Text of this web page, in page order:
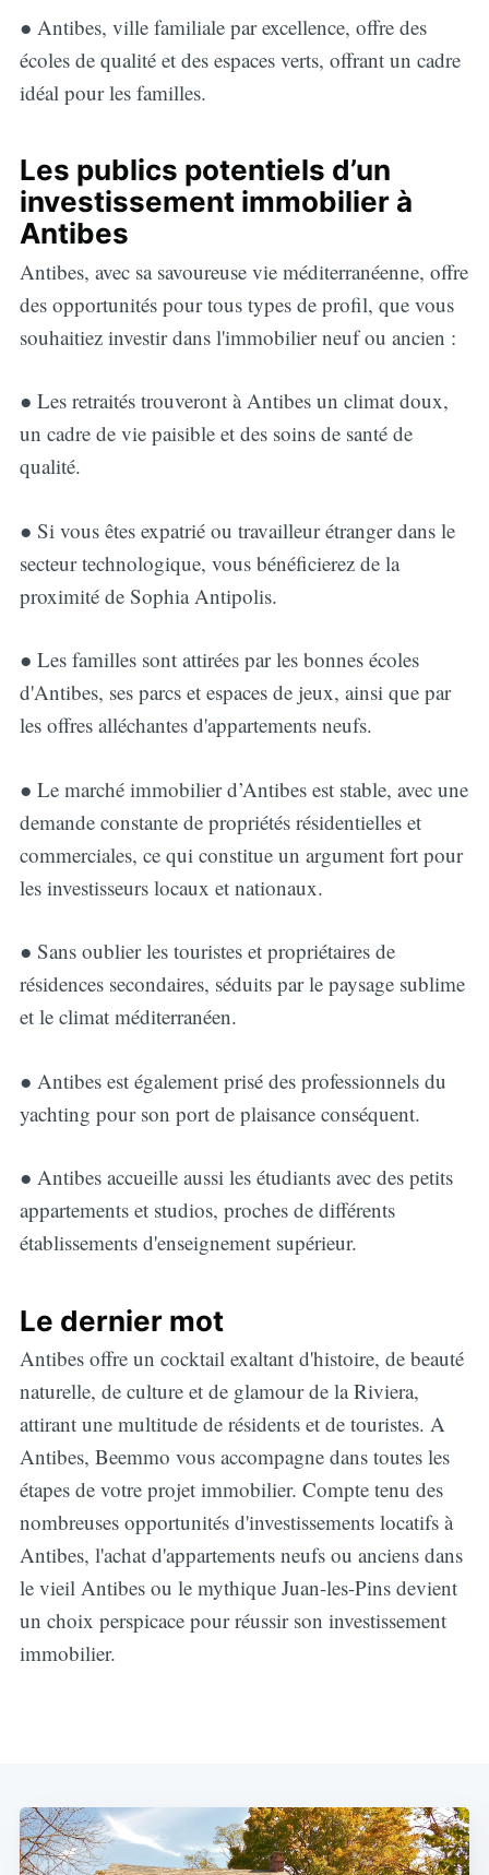
● Antibes, ville familiale par excellence, offre des
écoles de qualité et des espaces verts, offrant un cadre
idéal pour les familles.
Les publics potentiels d’un
investissement immobilier à
Antibes
Antibes, avec sa savoureuse vie méditerranéenne, offre
des opportunités pour tous types de profil, que vous
souhaitiez investir dans l'immobilier neuf ou ancien :
● Les retraités trouveront à Antibes un climat doux,
un cadre de vie paisible et des soins de santé de
qualité.
● Si vous êtes expatrié ou travailleur étranger dans le
secteur technologique, vous bénéficierez de la
proximité de Sophia Antipolis.
● Les familles sont attirées par les bonnes écoles
d'Antibes, ses parcs et espaces de jeux, ainsi que par
les offres alléchantes d'appartements neufs.
● Le marché immobilier d’Antibes est stable, avec une
demande constante de propriétés résidentielles et
commerciales, ce qui constitue un argument fort pour
les investisseurs locaux et nationaux.
● Sans oublier les touristes et propriétaires de
résidences secondaires, séduits par le paysage sublime
et le climat méditerranéen.
● Antibes est également prisé des professionnels du
yachting pour son port de plaisance conséquent.
● Antibes accueille aussi les étudiants avec des petits
appartements et studios, proches de différents
établissements d'enseignement supérieur.
Le dernier mot
Antibes offre un cocktail exaltant d'histoire, de beauté
naturelle, de culture et de glamour de la Riviera,
attirant une multitude de résidents et de touristes. A
Antibes, Beemmo vous accompagne dans toutes les
étapes de votre projet immobilier. Compte tenu des
nombreuses opportunités d'investissements locatifs à
Antibes, l'achat d'appartements neufs ou anciens dans
le vieil Antibes ou le mythique Juan-les-Pins devient
un choix perspicace pour réussir son investissement
immobilier.